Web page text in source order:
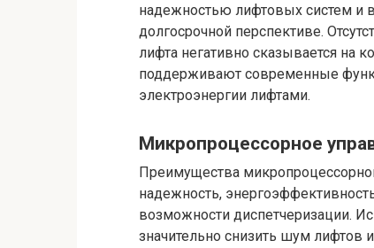
надежностью лифтовых систем и
долгосрочной перспективе.
лифта негативно сказывается на
поддерживают современные
электроэнергии лифтами.
Микропроцессорное
Преимущества
надежность,
возможности диспетчеризации.
значительно снизить шум лифтов